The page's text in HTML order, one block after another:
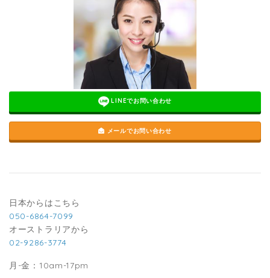
LINEでお問い合わせ
メールでお問い合わせ
日本からはこちら
050-6864-7099
オーストラリアから
02-9286-3774
月-金：10am-17pm